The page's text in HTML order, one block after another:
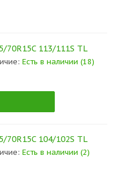
113/111S TL
Есть в наличии (18)
104/102S TL
Есть в наличии (2)